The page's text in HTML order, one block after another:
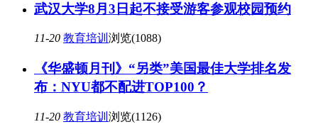
武汉大学8月3日起不接受游客参观校园预约
11-20 教育培训 浏览(1088)
《华盛顿月刊》“另类”美国最佳大学排名发
布：NYU都不配进TOP100？
11-20 教育培训 浏览(1126)